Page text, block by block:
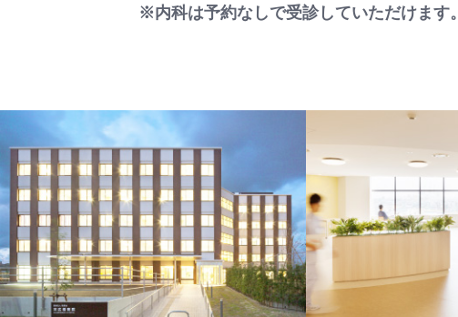
※内科は予約なしで受診していただけます。